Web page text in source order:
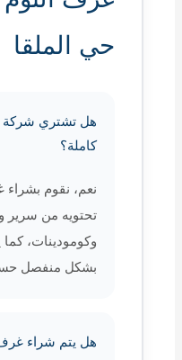
حي الملقا
هل تشتري شركة
كاملة؟
نعم، نقوم بشراء
تحتويه من سرير
وكومودينات،
بشكل منفصل
هل يتم شراء